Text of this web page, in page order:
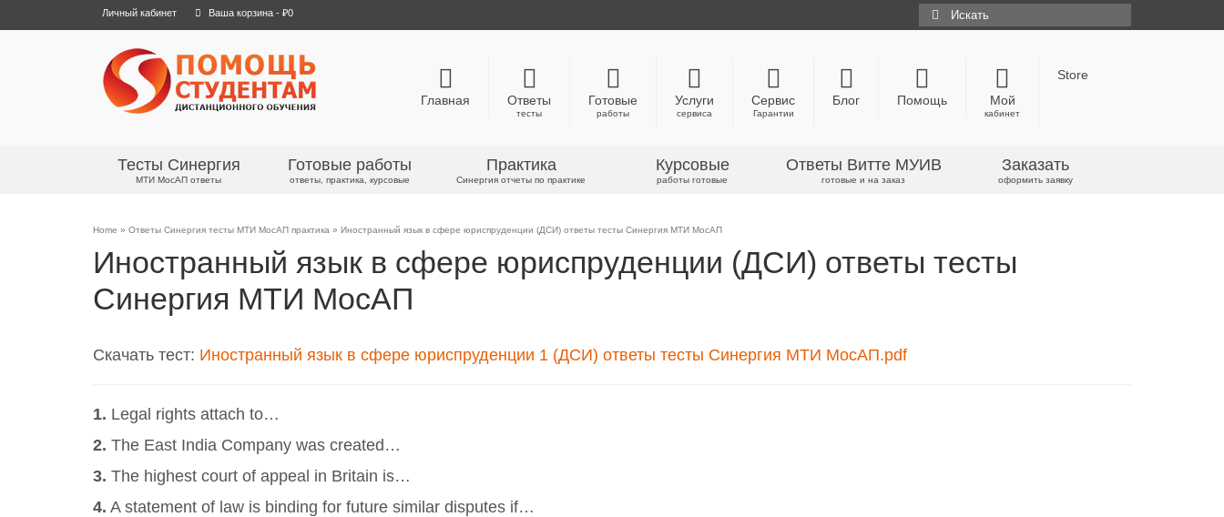
Личный кабинет Ваша корзина - ₽0 Искать:
Главная Ответы
тесты
Готовые
работы
Услуги
сервиса
Сервис
Гарантии
Блог Помощь Мой
кабинет
Store
Тесты Синергия
МТИ МосАП ответы
Готовые работы
ответы, практика, курсовые
Практика
Синергия отчеты по практике
Курсовые
работы готовые
Ответы Витте МУИВ
готовые и на заказ
Заказать
оформить заявку
Home » Ответы Синергия тесты МТИ МосАП практика » Иностранный язык в сфере юриспруденции (ДСИ) ответы тесты Синергия МТИ МосАП
Иностранный язык в сфере юриспруденции (ДСИ) ответы тесты
Синергия МТИ МосАП
Скачать тест: Иностранный язык в сфере юриспруденции 1 (ДСИ) ответы тесты Синергия МТИ МосАП.pdf
1. Legal rights attach to…
2. The East India Company was created…
3. The highest court of appeal in Britain is…
4. A statement of law is binding for future similar disputes if…